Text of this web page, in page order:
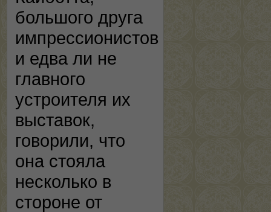
большого друга
импрессионистов
и едва ли не
главного
устроителя их
выставок,
говорили, что
она стояла
несколько в
стороне от